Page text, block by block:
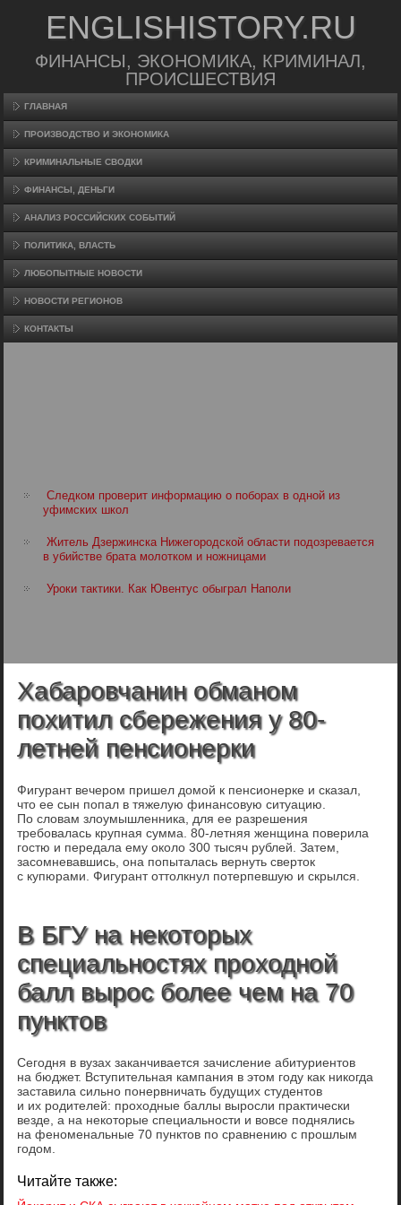
ENGLISHISTORY.RU
ФИНАНСЫ, ЭКОНОМИКА, КРИМИНАЛ,
ПРОИСШЕСТВИЯ
ГЛАВНАЯ
ПРОИЗВΟДСТВО И ЭКОНОМИКА
КРИМИНАЛЬНЫЕ СВОДКИ
ФИНАНСЫ, ДЕНЬГИ
АНАЛИЗ РОССИЙСКИХ СОБЫТИЙ
ПОЛИТИКА, ВЛАСТЬ
ЛЮБОПЫТНЫЕ НОВОСТИ
НОВОСТИ РЕГИОНОВ
КОНТАКТЫ
Следком проверит информацию о поборах в одной из
уфимских школ
Житель Дзержинска Нижегородской области подозревается
в убийстве брата молотком и ножницами
Уроки тактики. Как Ювентус обыграл Наполи
Хабаровчанин обманом
похитил сбережения у 80-
летней пенсионерки
Фигурант вечером пришел домой к пенсионерке и сказал,
что ее сын попал в тяжелую финансовую ситуацию.
По словам злоумышленника, для ее разрешения
требовалась крупная сумма. 80-летняя женщина поверила
гостю и передала ему около 300 тысяч рублей. Затем,
засомневавшись, она попыталась вернуть сверток
с купюрами. Фигурант оттолкнул потерпевшую и скрылся.
В БГУ на некоторых
специальностях проходной
балл вырос более чем на 70
пунктов
Сегодня в вузах заканчивается зачисление абитуриентов
на бюджет. Вступительная кампания в этом году как никогда
заставила сильно понервничать будущих студентов
и их родителей: проходные баллы выросли практически
везде, а на некоторые специальности и вовсе поднялись
на феноменальные 70 пунктов по сравнению с прошлым
годом.
Читайте также: